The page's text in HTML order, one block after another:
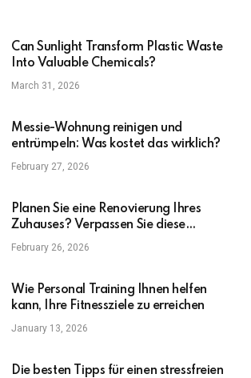
Can Sunlight Transform Plastic Waste
Into Valuable Chemicals?
March 31, 2026
Messie-Wohnung reinigen und
entrümpeln: Was kostet das wirklich?
February 27, 2026
Planen Sie eine Renovierung Ihres
Zuhauses? Verpassen Sie diese
wichtigen Upgrades nicht
February 26, 2026
Wie Personal Training Ihnen helfen
kann, Ihre Fitnessziele zu erreichen
January 13, 2026
Die besten Tipps für einen stressfreien